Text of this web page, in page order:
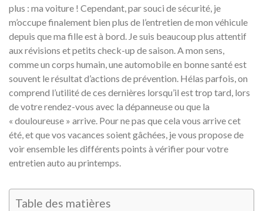
plus : ma voiture ! Cependant, par souci de sécurité, je
m’occupe finalement bien plus de l’entretien de mon véhicule
depuis que ma fille est à bord. Je suis beaucoup plus attentif
aux révisions et petits check-up de saison. A mon sens,
comme un corps humain, une automobile en bonne santé est
souvent le résultat d’actions de prévention. Hélas parfois, on
comprend l’utilité de ces dernières lorsqu’il est trop tard, lors
de votre rendez-vous avec la dépanneuse ou que la
« douloureuse » arrive. Pour ne pas que cela vous arrive cet
été, et que vos vacances soient gâchées, je vous propose de
voir ensemble les différents points à vérifier pour votre
entretien auto au printemps.
Table des matières